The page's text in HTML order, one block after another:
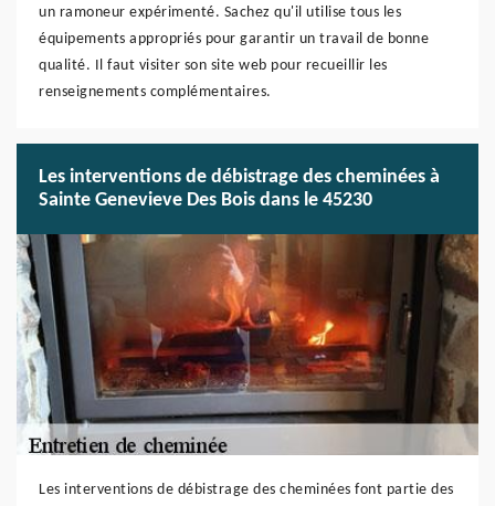
un ramoneur expérimenté. Sachez qu'il utilise tous les
équipements appropriés pour garantir un travail de bonne
qualité. Il faut visiter son site web pour recueillir les
renseignements complémentaires.
Les interventions de débistrage des cheminées à
Sainte Genevieve Des Bois dans le 45230
Les interventions de débistrage des cheminées font partie des